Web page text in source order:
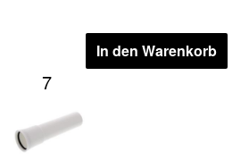
In den Warenkorb
7